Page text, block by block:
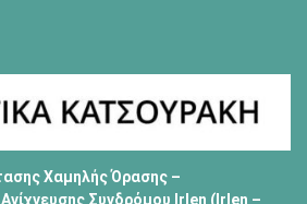
Χαμηλής Όρασης –
Συνδρόμου Irlen (Irlen –